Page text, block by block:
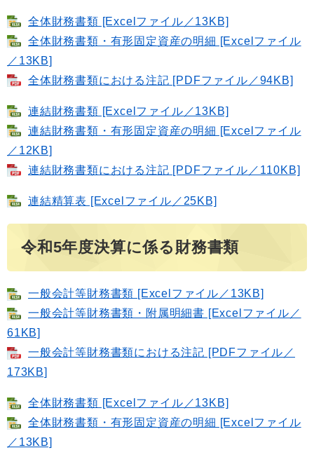
全体財務書類 [Excelファイル／13KB]
全体財務書類・有形固定資産の明細 [Excelファイル
／13KB]
全体財務書類における注記 [PDFファイル／94KB]
連結財務書類 [Excelファイル／13KB]
連結財務書類・有形固定資産の明細 [Excelファイル
／12KB]
連結財務書類における注記 [PDFファイル／110KB]
連結精算表 [Excelファイル／25KB]
令和5年度決算に係る財務書類
一般会計等財務書類 [Excelファイル／13KB]
一般会計等財務書類・附属明細書 [Excelファイル／
61KB]
一般会計等財務書類における注記 [PDFファイル／
173KB]
全体財務書類 [Excelファイル／13KB]
全体財務書類・有形固定資産の明細 [Excelファイル
／13KB]